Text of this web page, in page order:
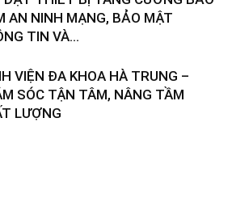
AN NINH MẠNG, BẢO MẬT
TIN VÀ...
VIỆN ĐA KHOA HÀ TRUNG –
SÓC TẬN TÂM, NÂNG TẦM
LƯỢNG